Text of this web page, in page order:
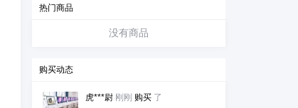
热门商品
没有商品
购买动态
虎***尉 刚刚 购买 了